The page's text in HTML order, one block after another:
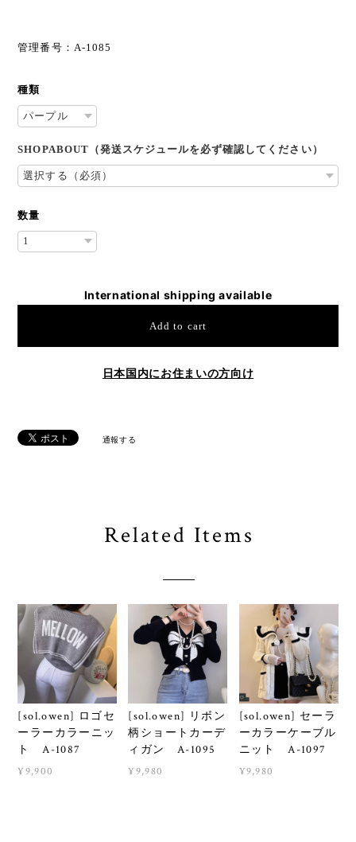
管理番号：A-1085
種類
SHOPABOUT（発送スケジュールを必ず確認してください）
数量
International shipping available
Add to cart
日本国内にお住まいの方向け
通報する
Related Items
[sol.owen] ロゴセ
ーラーカラーニッ
ト A-1087
¥9,900
[sol.owen] リボン
柄ショートカーデ
ィガン A-1095
¥9,980
[sol.owen] セーラ
ーカラーケーブル
ニット A-1097
¥9,980